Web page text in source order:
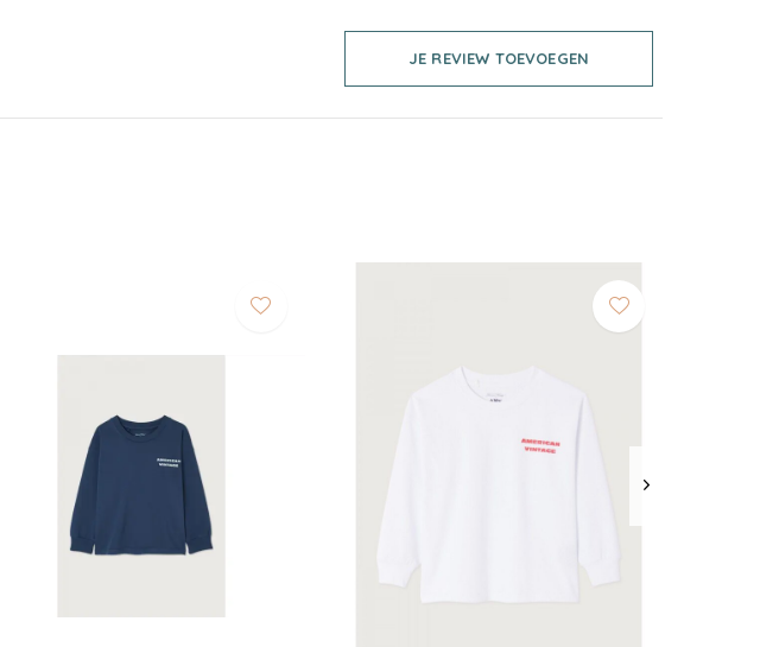
JE REVIEW TOEVOEGEN